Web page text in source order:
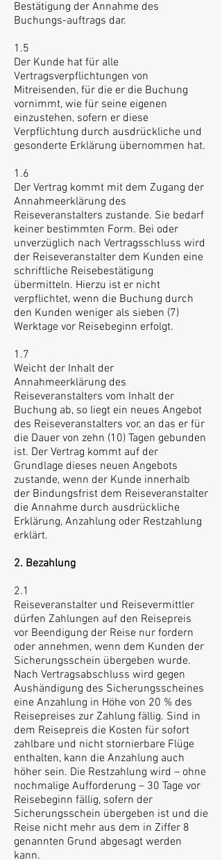
Bestätigung der Annahme des
Buchungs-auftrags dar.
1.5
Der Kunde hat für alle
Vertragsverpflichtungen von
Mitreisenden, für die er die Buchung
vornimmt, wie für seine eigenen
einzustehen, sofern er diese
Verpflichtung durch ausdrückliche und
gesonderte Erklärung übernommen hat.
1.6
Der Vertrag kommt mit dem Zugang der
Annahmeerklärung des
Reiseveranstalters zustande. Sie bedarf
keiner bestimmten Form. Bei oder
unverzüglich nach Vertragsschluss wird
der Reiseveranstalter dem Kunden eine
schriftliche Reisebestätigung
übermitteln. Hierzu ist er nicht
verpflichtet, wenn die Buchung durch
den Kunden weniger als sieben (7)
Werktage vor Reisebeginn erfolgt.
1.7
Weicht der Inhalt der
Annahmeerklärung des
Reiseveranstalters vom Inhalt der
Buchung ab, so liegt ein neues Angebot
des Reiseveranstalters vor, an das er für
die Dauer von zehn (10) Tagen gebunden
ist. Der Vertrag kommt auf der
Grundlage dieses neuen Angebots
zustande, wenn der Kunde innerhalb
der Bindungsfrist dem Reiseveranstalter
die Annahme durch ausdrückliche
Erklärung, Anzahlung oder Restzahlung
erklärt.
2. Bezahlung
2.1
Reiseveranstalter und Reisevermittler
dürfen Zahlungen auf den Reisepreis
vor Beendigung der Reise nur fordern
oder annehmen, wenn dem Kunden der
Sicherungsschein übergeben wurde.
Nach Vertragsabschluss wird gegen
Aushändigung des Sicherungsscheines
eine Anzahlung in Höhe von 20 % des
Reisepreises zur Zahlung fällig. Sind in
dem Reisepreis die Kosten für sofort
zahlbare und nicht stornierbare Flüge
enthalten, kann die Anzahlung auch
höher sein. Die Restzahlung wird – ohne
nochmalige Aufforderung – 30 Tage vor
Reisebeginn fällig, sofern der
Sicherungsschein übergeben ist und die
Reise nicht mehr aus dem in Ziffer 8
genannten Grund abgesagt werden
kann.